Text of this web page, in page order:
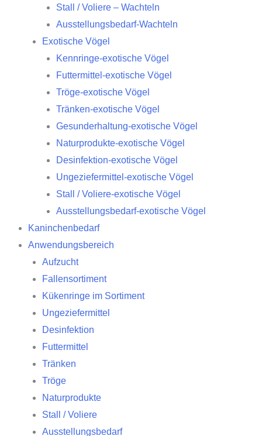
Stall / Voliere – Wachteln
Ausstellungsbedarf-Wachteln
Exotische Vögel
Kennringe-exotische Vögel
Futtermittel-exotische Vögel
Tröge-exotische Vögel
Tränken-exotische Vögel
Gesunderhaltung-exotische Vögel
Naturprodukte-exotische Vögel
Desinfektion-exotische Vögel
Ungeziefermittel-exotische Vögel
Stall / Voliere-exotische Vögel
Ausstellungsbedarf-exotische Vögel
Kaninchenbedarf
Anwendungsbereich
Aufzucht
Fallensortiment
Kükenringe im Sortiment
Ungeziefermittel
Desinfektion
Futtermittel
Tränken
Tröge
Naturprodukte
Stall / Voliere
Ausstellungsbedarf